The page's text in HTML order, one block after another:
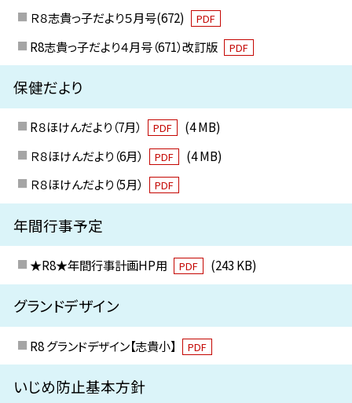
Ｒ８志貴っ子だより５月号(672) PDF
R8志貴っ子だより４月号（671）改訂版 PDF
保健だより
R８ほけんだより（7月） PDF
(4 MB)
Ｒ８ほけんだより（6月）
PDF
(4 MB)
Ｒ８ほけんだより（5月）
PDF
年間行事予定
★R8★年間行事計画HP用 PDF (243 KB)
グランドデザイン
R8 グランドデザイン【志貴小】 PDF
いじめ防止基本方針